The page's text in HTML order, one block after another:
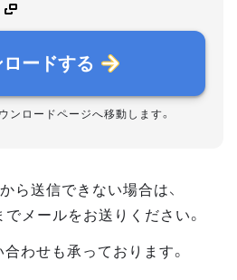
ードする
ンロードページへ移動します。
ら送信できない場合は、
でメールをお送りください。
わせも承っております。